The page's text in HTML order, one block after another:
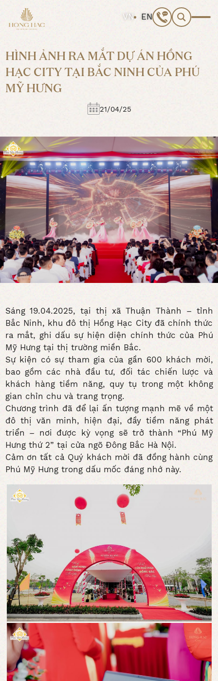
VN EN
T
ì
i
ế
m
HÌNH ẢNH RA MẮT DỰ ÁN HỒNG
HẠC CITY TẠI BẮC NINH CỦA PHÚ
MỸ HƯNG
21/04/25
Sáng 19.04.2025, tại thị xã Thuận Thành – tỉnh
Bắc Ninh, khu đô thị Hồng Hạc City đã chính thức
ra mắt, ghi dấu sự hiện diện chính thức của Phú
Mỹ Hưng tại thị trường miền Bắc.
Sự kiện có sự tham gia của gần 600 khách mời,
bao gồm các nhà đầu tư, đối tác chiến lược và
khách hàng tiềm năng, quy tụ trong một không
gian chỉn chu và trang trọng.
Chương trình đã để lại ấn tượng mạnh mẽ về một
đô thị văn minh, hiện đại, đầy tiềm năng phát
triển – nơi được kỳ vọng sẽ trở thành “Phú Mỹ
Hưng thứ 2” tại cửa ngõ Đông Bắc Hà Nội.
Cảm ơn tất cả Quý khách mời đã đồng hành cùng
Phú Mỹ Hưng trong dấu mốc đáng nhớ này.